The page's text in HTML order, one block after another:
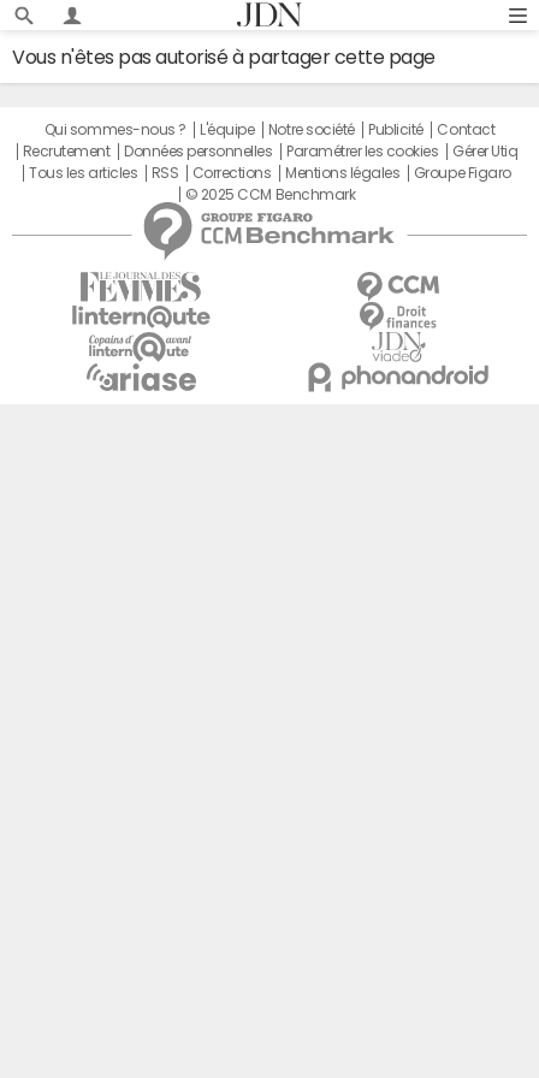
Vous n'êtes pas autorisé à partager cette page
Qui sommes-nous ? L'équipe Notre société Publicité
Contact
Recrutement
Données personnelles Paramétrer les cookies
Gérer Utiq
Tous les articles
RSS Corrections Mentions légales
Groupe Figaro
© 2025 CCM Benchmark